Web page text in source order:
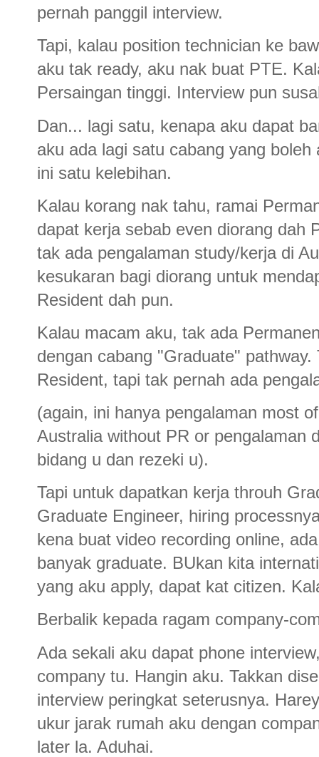
pernah panggil interview.
Tapi, kalau position technician ke
aku tak ready, aku nak buat PTE.
Persaingan tinggi. Interview pun
Dan... lagi satu, kenapa aku dapat
aku ada lagi satu cabang yang
ini satu kelebihan.
Kalau korang nak tahu, ramai
dapat kerja sebab even diorang dah
tak ada pengalaman study/kerja di
kesukaran bagi diorang untuk
Resident dah pun.
Kalau macam aku, tak ada
dengan cabang "Graduate"
Resident, tapi tak pernah ada
(again, ini hanya pengalaman most
Australia without PR or pengalaman
bidang u dan rezeki u).
Tapi untuk dapatkan kerja throuh
Graduate Engineer, hiring
kena buat video recording online,
banyak graduate. BUkan kita
yang aku apply, dapat kat citizen.
Berbalik kepada ragam company-
Ada sekali aku dapat phone
company tu. Hangin aku. Takkan
interview peringkat seterusnya.
ukur jarak rumah aku dengan
later la. Aduhai.